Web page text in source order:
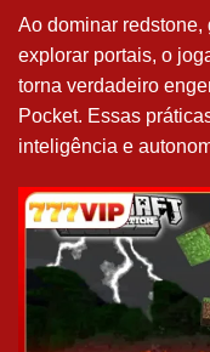
Ao dominar
explorar portais, o
torna verdadeiro
Pocket. Essas
inteligência e